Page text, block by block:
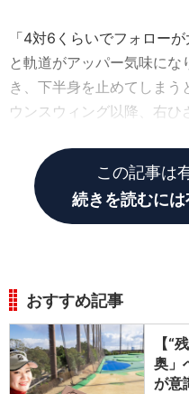
「4対6くらいでフォロー
と軌道がアッパー気味にな
き、下半身を止めてしま
ウンスウィング以降、右ひ
この記事は
続きを読むに
おすすめ記事
【“
奥」
が意